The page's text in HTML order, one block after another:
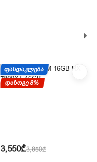
ᲤᲐᲡᲓᲐᲙᲚᲔᲑᲐ
დაზოგე 8%
3,550₾3,850₾